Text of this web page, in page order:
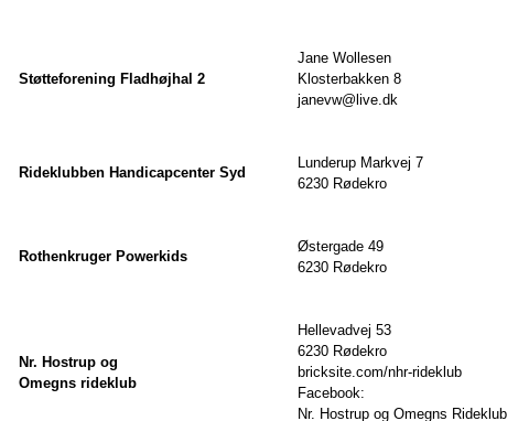
Støtteforening Fladhøjhal 2
Jane Wollesen
Klosterbakken 8
janevw@live.dk
Rideklubben Handicapcenter Syd
Lunderup Markvej 7
6230 Rødekro
Rothenkruger Powerkids
Østergade 49
6230 Rødekro
Nr. Hostrup og
Omegns rideklub
Hellevadvej 53
6230 Rødekro
bricksite.com/nhr-rideklub
Facebook:
Nr. Hostrup og Omegns Rideklub